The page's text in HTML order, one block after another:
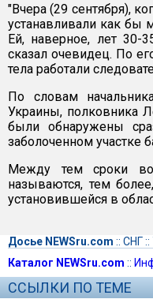
"Вчера (29 сентября),
устанавливали как бы
Ей, наверное, лет 30-
сказал очевидец. По
тела работали
По словам
Украины, полковника
были обнаружены
заболоченном участке
Между тем сроки
называются, тем
установившейся в
Досье NEWSru.com :: СНГ::
Каталог NEWSru.com ::
ССЫЛКИ ПО ТЕМЕ